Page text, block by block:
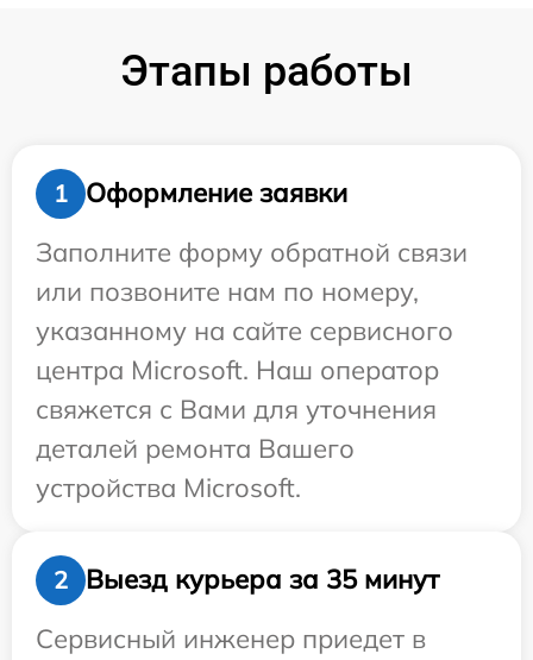
Этапы работы
1
Оформление заявки
Заполните форму обратной связи
или позвоните нам по номеру,
указанному на сайте сервисного
центра Microsoft. Наш оператор
свяжется с Вами для уточнения
деталей ремонта Вашего
устройства Microsoft.
2
Выезд курьера за 35 минут
Сервисный инженер приедет в